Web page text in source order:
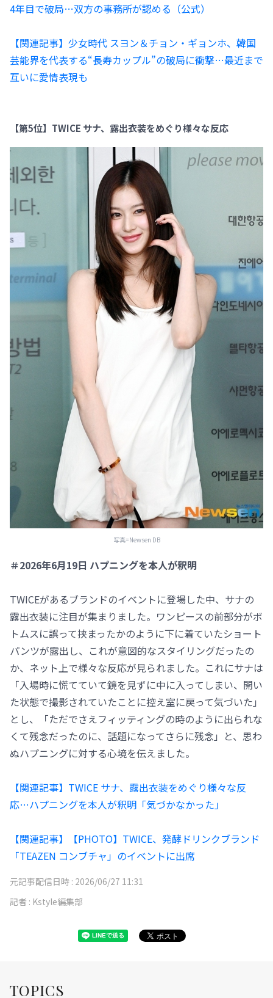
4年目で破局…双方の事務所が認める（公式）
【関連記事】少女時代 スヨン＆チョン・ギョンホ、韓国
芸能界を代表する“長寿カップル”の破局に衝撃…最近まで
互いに愛情表現も
【第5位】TWICE サナ、露出衣装をめぐり様々な反応
写真=Newsen DB
＃2026年6月19日 ハプニングを本人が釈明
TWICEがあるブランドのイベントに登場した中、サナの
露出衣装に注目が集まりました。ワンピースの前部分がボ
トムスに誤って挟まったかのように下に着ていたショート
パンツが露出し、これが意図的なスタイリングだったの
か、ネット上で様々な反応が見られました。これにサナは
「入場時に慌てていて鏡を見ずに中に入ってしまい、開い
た状態で撮影されていたことに控え室に戻って気づいた」
とし、「ただでさえフィッティングの時のように出られな
くて残念だったのに、話題になってさらに残念」と、思わ
ぬハプニングに対する心境を伝えました。
【関連記事】TWICE サナ、露出衣装をめぐり様々な反
応…ハプニングを本人が釈明「気づかなかった」
【関連記事】【PHOTO】TWICE、発酵ドリンクブランド
「TEAZEN コンブチャ」のイベントに出席
元記事配信日時 : 2026/06/27 11:31
記者 : Kstyle編集部
TOPICS